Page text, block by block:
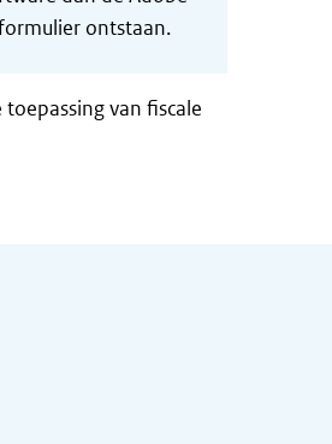
ontstaan.
van fiscale